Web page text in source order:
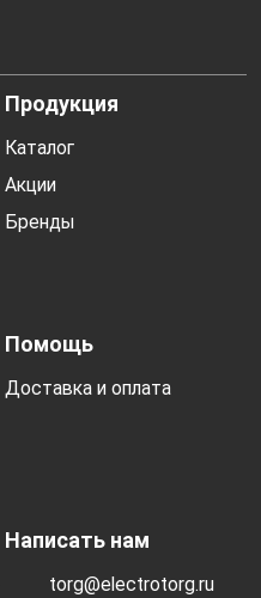
Продукция
Каталог
Акции
Бренды
Помощь
Доставка и оплата
Написать нам
torg@electrotorg.ru